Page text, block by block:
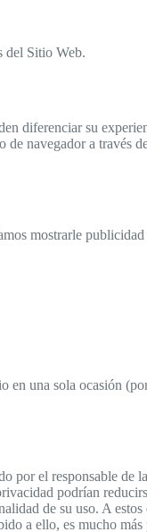
del Sitio Web.
diferenciar su
navegador a través
mostrarle
una sola ocasión
por el responsable
podrían
de su uso. A
a ello, es mucho